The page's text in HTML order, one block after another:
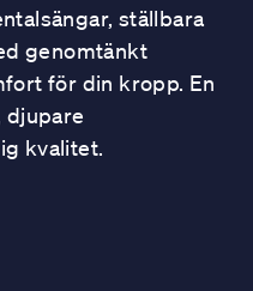
ställbara
genomtänkt
för din kropp. En
djupare
kvalitet.